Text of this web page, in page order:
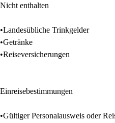
Nicht enthalten
•Landesübliche Trinkgelder
•Getränke
•Reiseversicherungen
Einreisebestimmungen
•Gültiger Personalausweis oder